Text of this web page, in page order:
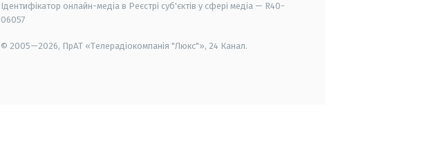
Ідентифікатор онлайн-медіа в Реєстрі суб'єктів у сфері медіа — R40-
06057
© 2005—2026, ПрАТ «Телерадіокомпанія "Люкс"», 24 Канал.